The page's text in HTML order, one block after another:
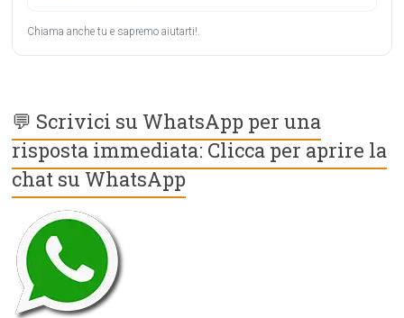
Chiama anche tu e sapremo aiutarti!.
💬 Scrivici su WhatsApp per una
risposta immediata: Clicca per aprire la
chat su WhatsApp